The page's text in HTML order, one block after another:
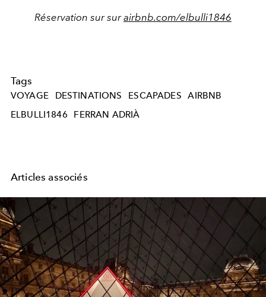
Réservation sur surairbnb.com/elbulli1846
Tags
VOYAGE DESTINATIONS ESCAPADES
AIRBNB
ELBULLI1846
FERRAN ADRIÀ
Articles associés